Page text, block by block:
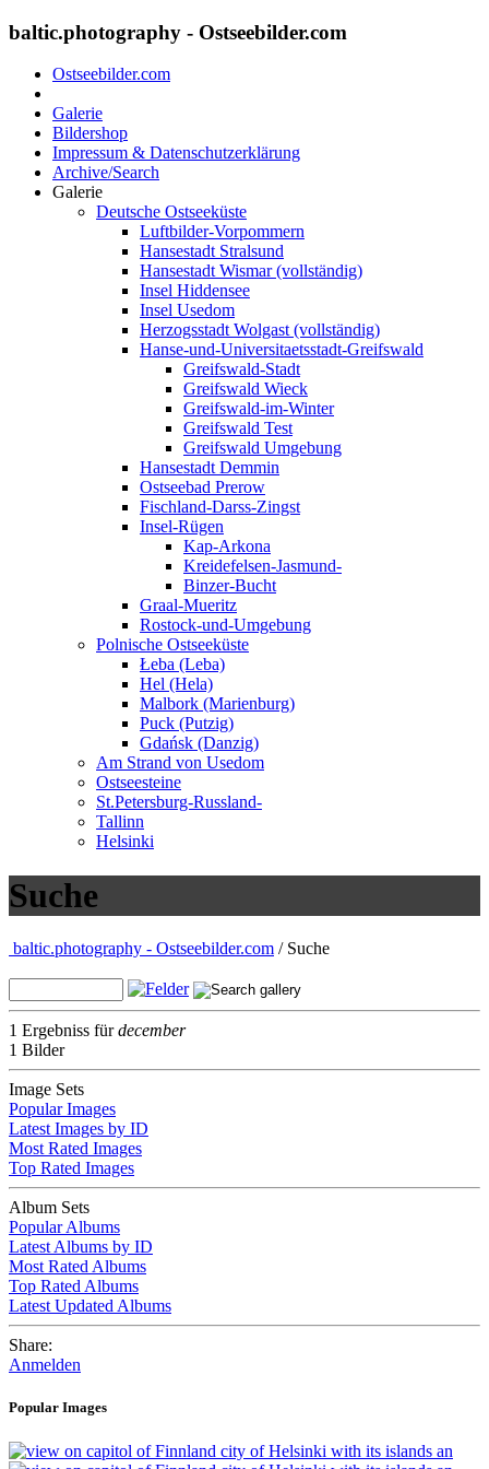
baltic.photography - Ostseebilder.com
Ostseebilder.com
Galerie
Bildershop
Impressum & Datenschutzerklärung
Archive/Search
Galerie
Deutsche Ostseeküste
Luftbilder-Vorpommern
Hansestadt Stralsund
Hansestadt Wismar (vollständig)
Insel Hiddensee
Insel Usedom
Herzogsstadt Wolgast (vollständig)
Hanse-und-Universitaetsstadt-Greifswald
Greifswald-Stadt
Greifswald Wieck
Greifswald-im-Winter
Greifswald Test
Greifswald Umgebung
Hansestadt Demmin
Ostseebad Prerow
Fischland-Darss-Zingst
Insel-Rügen
Kap-Arkona
Kreidefelsen-Jasmund-
Binzer-Bucht
Graal-Mueritz
Rostock-und-Umgebung
Polnische Ostseeküste
Łeba (Leba)
Hel (Hela)
Malbork (Marienburg)
Puck (Putzig)
Gdańsk (Danzig)
Am Strand von Usedom
Ostseesteine
St.Petersburg-Russland-
Tallinn
Helsinki
Suche
baltic.photography - Ostseebilder.com / Suche
1 Ergebniss fürdecember
1 Bilder
Image Sets
Popular Images
Latest Images by ID
Most Rated Images
Top Rated Images
Album Sets
Popular Albums
Latest Albums by ID
Most Rated Albums
Top Rated Albums
Latest Updated Albums
Share:
Anmelden
Popular Images